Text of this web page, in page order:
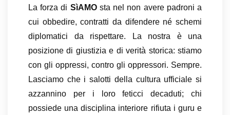
La forza di SìAMOsta nel non avere padroni a
cui obbedire, contratti da difendere né schemi
diplomatici da rispettare. La nostra è una
posizione di giustizia e di verità storica: stiamo
con gli oppressi, contro gli oppressori. Sempre.
Lasciamo che i salotti della cultura ufficiale si
azzannino per i loro feticci decaduti; chi
possiede una disciplina interiore rifiuta i guru e